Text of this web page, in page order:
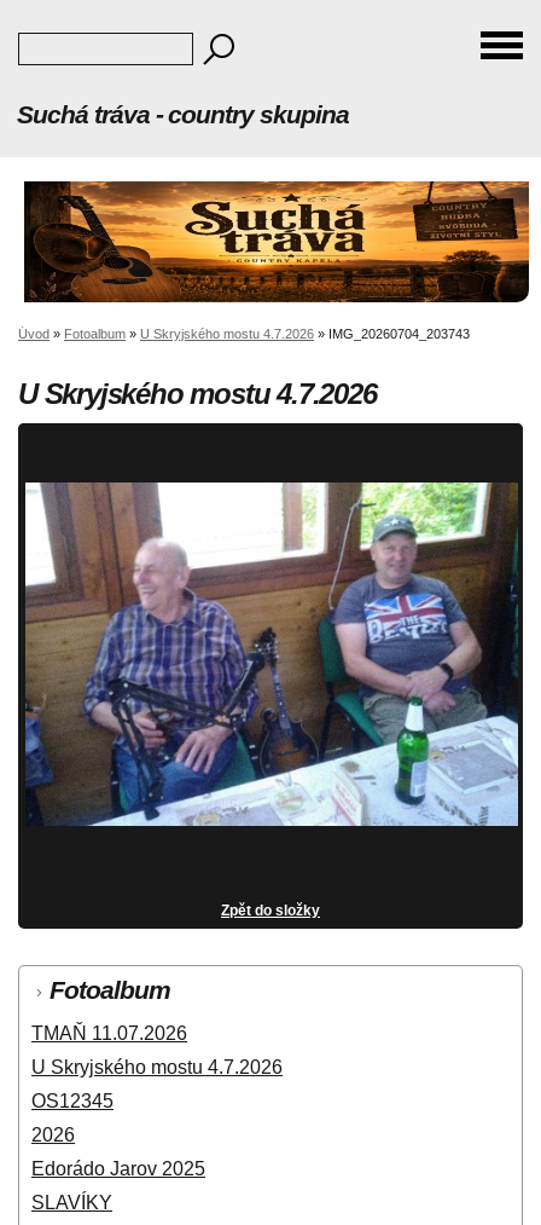
Suchá tráva - country skupina
Úvod » Fotoalbum » U Skryjského mostu 4.7.2026 » IMG_20260704_203743
U Skryjského mostu 4.7.2026
Zpět do složky
Fotoalbum
TMAŇ 11.07.2026
U Skryjského mostu 4.7.2026
OS12345
2026
Edorádo Jarov 2025
SLAVÍKY